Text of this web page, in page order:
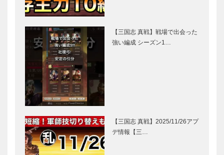
【三国志 真戦】戦場で出会った
強い編成 シーズン1…
【三国志 真戦】2025/11/26アプ
デ情報【三…